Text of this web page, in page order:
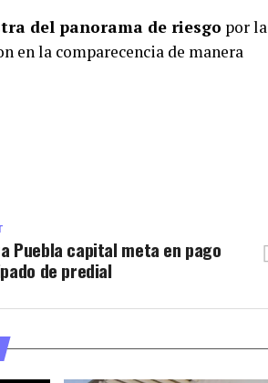
del panorama de riesgo por la
en la comparecencia de manera
Puebla capital meta en pago
de predial